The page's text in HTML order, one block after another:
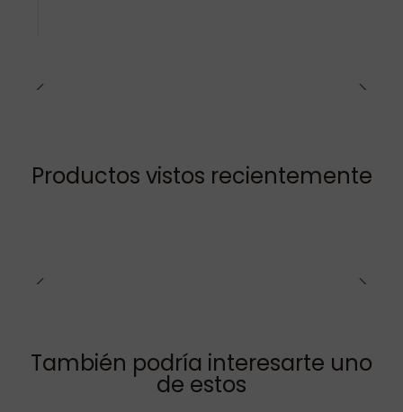
Productos vistos recientemente
También podría interesarte uno
de estos